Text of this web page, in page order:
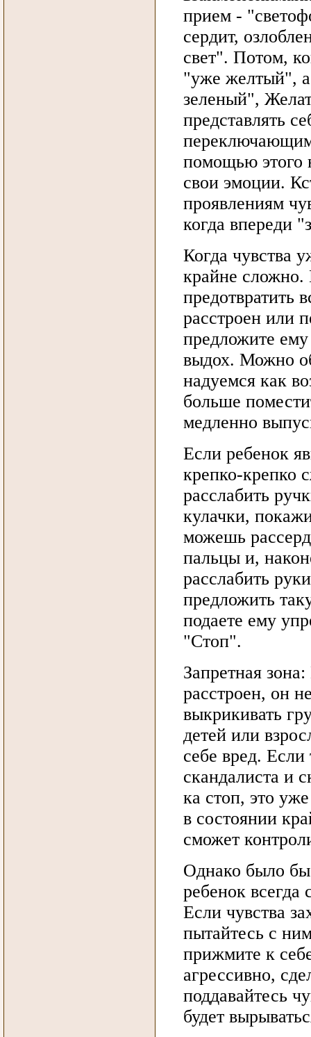
прием -
сердит,
свет". Потом,
"уже желтый", а
зеленый",
представлять
помощью этого
свои эмоции.
проявлениям
когда впереди
Когда чувства
крайне сложно.
предотвратить
расстроен или
предложите
выдох. Можно
надуемся как
больше
медленно
Если ребенок
крепко-крепко
расслабить
кулачки,
можешь
пальцы и,
расслабить
предложить
подаете ему
"Стоп".
Запретная
расстроен, он
выкрикивать
детей или
себе вред. Если
скандалиста и
ка стоп, это
в состоянии
сможет
Однако было
ребенок
Если чувства
пытайтесь с
прижмите к
агрессивно,
поддавайтесь
будет